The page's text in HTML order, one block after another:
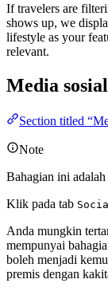
If travelers are
shows up, we
lifestyle as your
relevant.
Media sosial
Section titled
Note
Bahagian ini
Klik pada tab
Anda mungkin
mempunyai
boleh menjadi
premis dengan